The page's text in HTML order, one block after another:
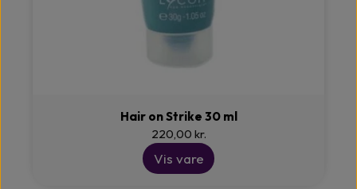
Hair on Strike 30 ml
220,00 kr.
Vis vare